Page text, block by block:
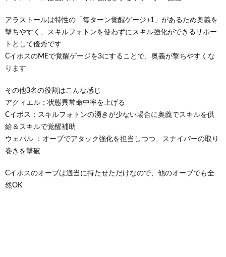
アラストールは特性の「毎ターン覚醒ゲージ+1」があるため奥義を
撃ちやすく、スキルフォトンを使わずにスキル強化ができるサポー
トとして優秀です
CイポスのMEで覚醒ゲージを3にすることで、奥義が撃ちやすくな
ります
その他3名の役割はこんな感じ
アクィエル：状態異常命中率を上げる
Cイポス：スキルフォトンの湧きが少ない場合に奥義でスキルを供
給＆スキルで覚醒補助
ウェパル ：オーブでアタック強化を担当しつつ、スナイパーの取り
巻きを撃破
Cイポスのオーブは適当に持たせただけなので、他のオーブでも全
然OK